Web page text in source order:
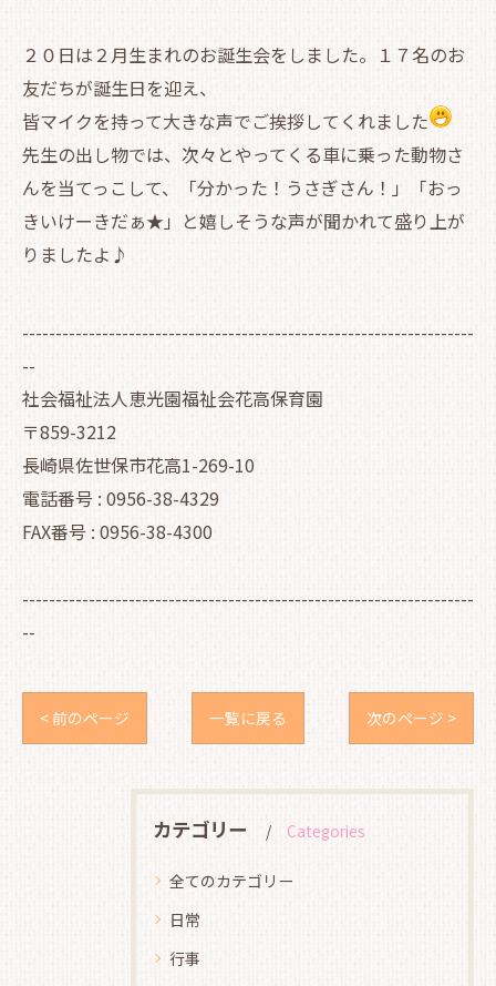
２０日は２月生まれのお誕生会をしました。１７名のお
友だちが誕生日を迎え、
皆マイクを持って大きな声でご挨拶してくれました
先生の出し物では、次々とやってくる車に乗った動物さ
んを当てっこして、「分かった！うさぎさん！」「おっ
きいけーきだぁ★」と嬉しそうな声が聞かれて盛り上が
りましたよ♪
--------------------------------------------------------------------
--
社会福祉法人恵光園福祉会花高保育園
〒859-3212
長崎県佐世保市花高1-269-10
電話番号 : 0956-38-4329
FAX番号 : 0956-38-4300
--------------------------------------------------------------------
--
< 前のページ 一覧に戻る 次のページ >
カテゴリー Categories
全てのカテゴリー
日常
行事